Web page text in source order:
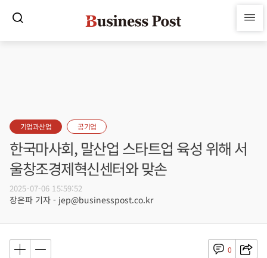
기업과산업 공기업
한국마사회, 말산업 스타트업 육성 위해 서
울창조경제혁신센터와 맞손
2025-07-06 15:59:52
장은파 기자 - jep@businesspost.co.kr
0